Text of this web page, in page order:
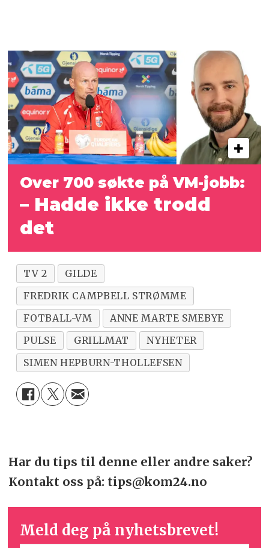
Over 700 søkte på VM-jobb:
– Hadde ikke trodd
det
TV 2
GILDE
FREDRIK CAMPBELL STRØMME
FOTBALL-VM
ANNE MARTE SMEBYE
PULSE
GRILLMAT
NYHETER
SIMEN HEPBURN-THOLLEFSEN
Har du tips til denne eller andre saker?
Kontakt oss på: tips@kom24.no
Meld deg på nyhetsbrevet!